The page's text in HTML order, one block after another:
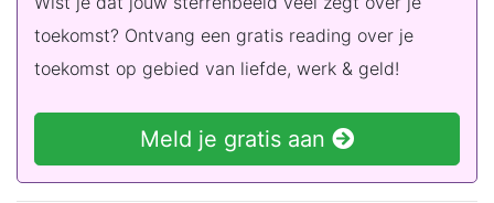
toekomst? Ontvang een gratis reading over je
toekomst op gebied van liefde, werk & geld!
Meld je gratis aan